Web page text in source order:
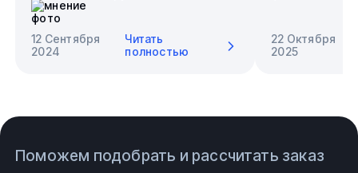
12 Сентября
2024
Читать
полностью
22 Октября
2025
Поможем подобрать и рассчитать заказ